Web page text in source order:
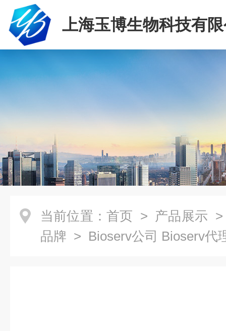
上海玉博生物科技有
当前位置： 首页 > 产品展示
品牌 > Bioserv公司 Bioserv代